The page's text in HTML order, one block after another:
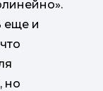
еще и
но